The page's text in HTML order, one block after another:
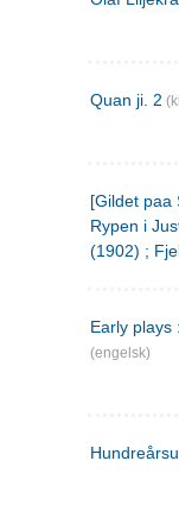
Quan ji. 2
[Gildet paa
Rypen i
(1902) ;
Early plays
(engelsk)